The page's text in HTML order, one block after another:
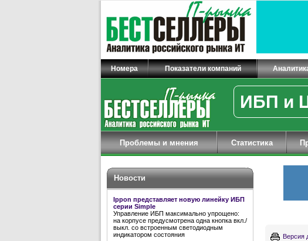
Номера Показатели компаний
ИБП и
Проблемы и мнения Статистика
Новости
Ippon представляет новую линейку ИБП
серии Simple
Управление ИБП максимально упрощено:
на корпусе предусмотрена одна кнопка вкл./
выкл. со встроенным светодиодным
индикатором состояния
Версия